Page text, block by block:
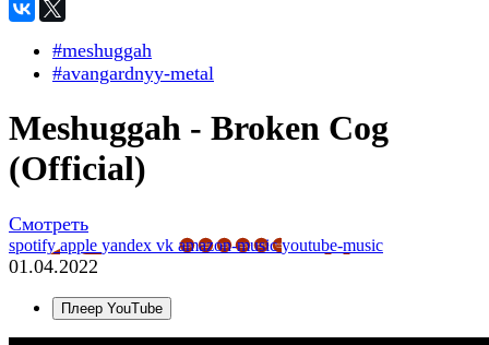
#meshuggah
#avangardnyy-metal
Meshuggah - Broken Cog
(Official)
Смотреть
spotifyapple yandex vk amazon-musicyoutube-music
01.04.2022
Плеер YouTube